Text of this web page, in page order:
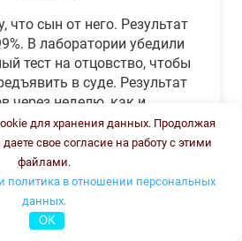
что сын от него. Результат
В лаборатории убедили
тест на отцовство, чтобы
в суде. Результат
через неделю, как и
муж бегает и извиняется.
для хранения данных. Продолжая
свое согласие на работу с этими
файлами.
политика в отношении персональных
данных.
OK